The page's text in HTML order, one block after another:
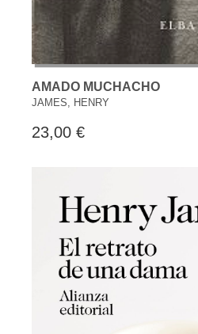
AMADO MUCHACHO
JAMES, HENRY
23,00 €